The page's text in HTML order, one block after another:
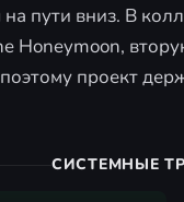
пути вниз. В
Honeymoon,
проект
СИСТЕМНЫЕ